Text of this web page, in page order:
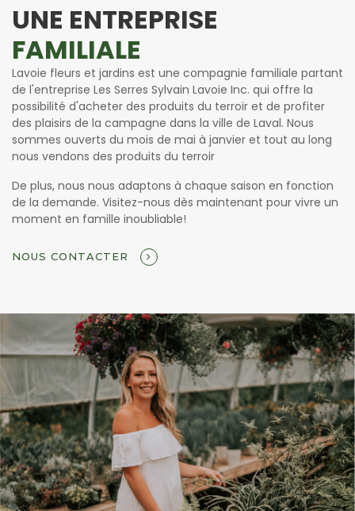
UNE ENTREPRISE
FAMILIALE
Lavoie fleurs et jardins est une compagnie familiale partant
de l'entreprise Les Serres Sylvain Lavoie Inc. qui offre la
possibilité d'acheter des produits du terroir et de profiter
des plaisirs de la campagne dans la ville de Laval. Nous
sommes ouverts du mois de mai à janvier et tout au long
nous vendons des produits du terroir
De plus, nous nous adaptons à chaque saison en fonction
de la demande. Visitez-nous dès maintenant pour vivre un
moment en famille inoubliable!
NOUS CONTACTER